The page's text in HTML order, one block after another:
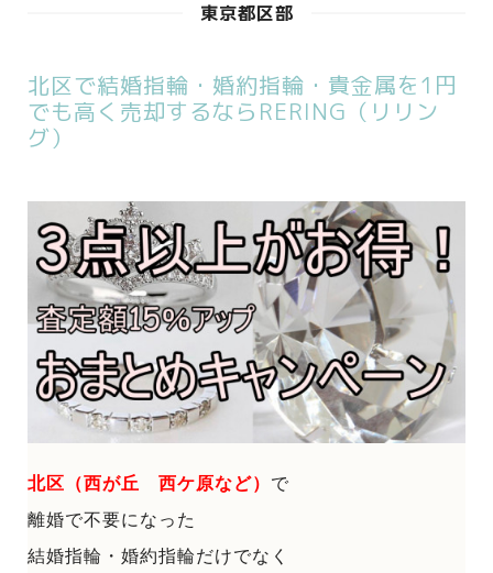
東京都区部
北区で結婚指輪・婚約指輪・貴金属を1円
でも高く売却するならRERING（リリン
グ）
北区（西が丘 西ケ原など） で
離婚で不要になった
結婚指輪・婚約指輪だけでなく